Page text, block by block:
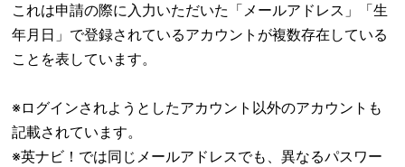
これは申請の際に入力いただいた「メールアドレス」「生
年月日」で登録されているアカウントが複数存在している
ことを表しています。
※ログインされようとしたアカウント以外のアカウントも
記載されています。
※英ナビ！では同じメールアドレスでも、異なるパスワー